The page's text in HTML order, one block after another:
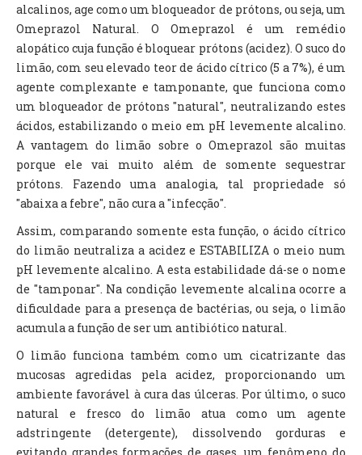
alcalinos, age como um bloqueador de prótons, ou seja, um
Omeprazol Natural. O Omeprazol é um remédio
alopático cuja função é bloquear prótons (acidez). O suco do
limão, com seu elevado teor de ácido cítrico (5 a 7%), é um
agente complexante e tamponante, que funciona como
um bloqueador de prótons "natural", neutralizando estes
ácidos, estabilizando o meio em pH levemente alcalino.
A vantagem do limão sobre o Omeprazol são muitas
porque ele vai muito além de somente sequestrar
prótons. Fazendo uma analogia, tal propriedade só
"abaixa a febre", não cura a "infecção".
Assim, comparando somente esta função, o ácido cítrico
do limão neutraliza a acidez e ESTABILIZA o meio num
pH levemente alcalino. A esta estabilidade dá-se o nome
de "tamponar". Na condição levemente alcalina ocorre a
dificuldade para a presença de bactérias, ou seja, o limão
acumula a função de ser um antibiótico natural.
O limão funciona também como um cicatrizante das
mucosas agredidas pela acidez, proporcionando um
ambiente favorável à cura das úlceras. Por último, o suco
natural e fresco do limão atua como um agente
adstringente (detergente), dissolvendo gorduras e
evitando grandes formações de gases, um fenômeno do